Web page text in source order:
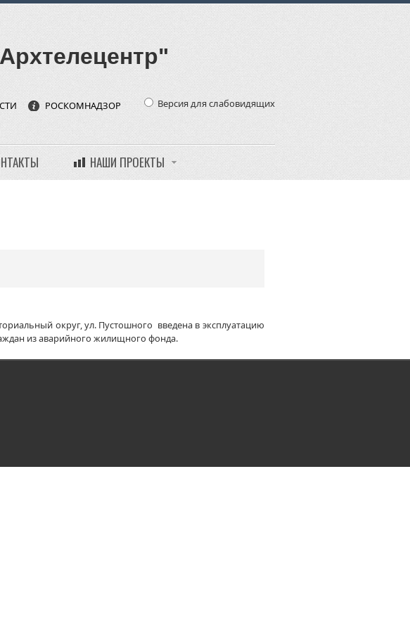
РОСКОМНАДЗОР Версия для слабовидящих
НАШИ ПРОЕКТЫ
округ, ул. Пустошного введена в эксплуатацию
из аварийного жилищного фонда.